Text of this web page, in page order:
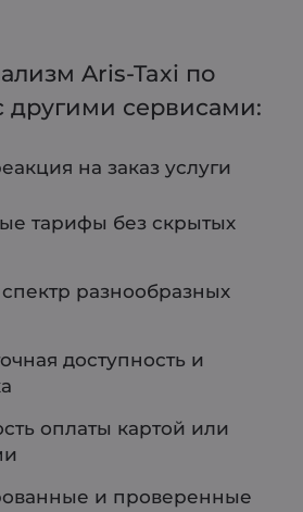
Aris-Taxi по
другими сервисами:
на заказ услуги
тарифы без скрытых
разнообразных
доступность и
оплаты картой или
и проверенные